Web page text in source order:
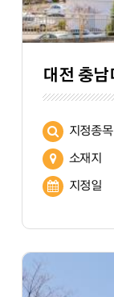
지정종목
소재지
지정일